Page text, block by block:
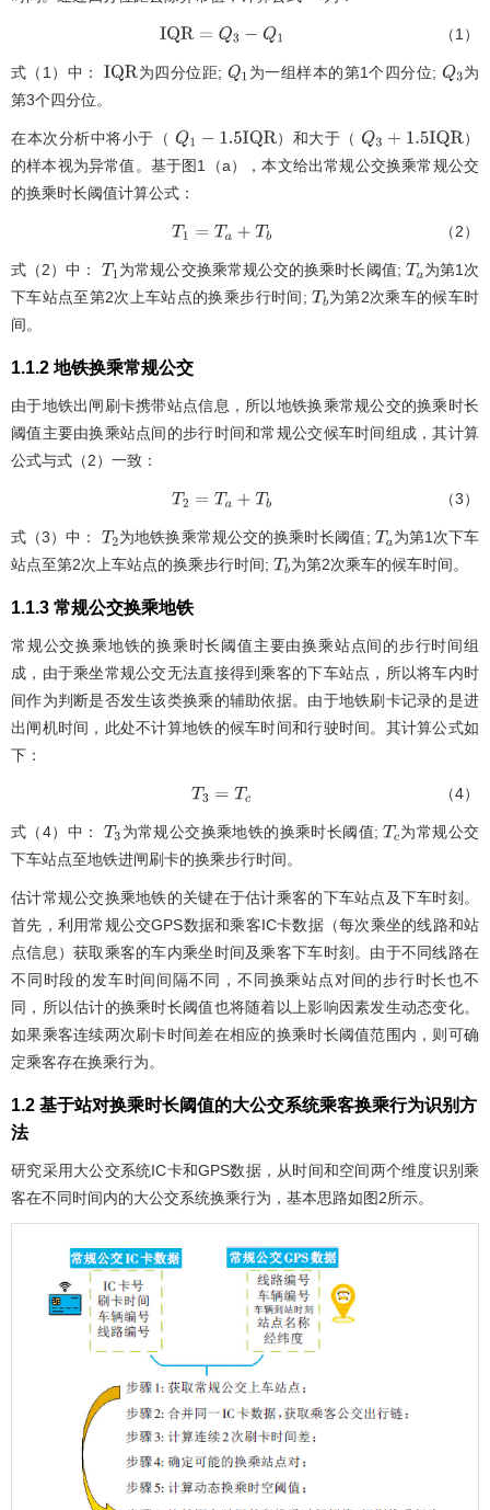
IQR= Q3 -Q1 （1）
式（1）中：IQR 为四分位距; Q1为一组样本的第1个四分位; Q3为
第3个四分位。
在本次分析中将小于（ Q1 1.5IQR ）和大于（ Q3 +1.5IQR
）
的样本视为异常值。基于图1 （a），本文给出常规公交换乘常规公交
的换乘时长阈值计算公式：
T1 =Ta+T b （2）
式（2）中： T1为常规公交换乘常规公交的换乘时长阈值; Ta为第1次
下车站点至第2次上车站点的换乘步行时间; Tb为第2次乘车的候车时
间。
1.1.2 地铁换乘常规公交
由于地铁出闸刷卡携带站点信息，所以地铁换乘常规公交的换乘时长
阈值主要由换乘站点间的步行时间和常规公交候车时间组成，其计算
公式与式（2）一致：
T2 =Ta+T b （3）
式（3）中： T2为地铁换乘常规公交的换乘时长阈值; Ta 为第1次下车
站点至第2次上车站点的换乘步行时间; Tb为第2次乘车的候车时间。
1.1.3 常规公交换乘地铁
常规公交换乘地铁的换乘时长阈值主要由换乘站点间的步行时间组
成，由于乘坐常规公交无法直接得到乘客的下车站点，所以将车内时
间作为判断是否发生该类换乘的辅助依据。由于地铁刷卡记录的是进
出闸机时间，此处不计算地铁的候车时间和行驶时间。其计算公式如
下：
T3 =Tc （4）
式（4）中： T3为常规公交换乘地铁的换乘时长阈值;Tc为常规公交
下车站点至地铁进闸刷卡的换乘步行时间。
估计常规公交换乘地铁的关键在于估计乘客的下车站点及下车时刻。
首先，利用常规公交GPS数据和乘客IC卡数据（每次乘坐的线路和站
点信息）获取乘客的车内乘坐时间及乘客下车时刻。由于不同线路在
不同时段的发车时间间隔不同，不同换乘站点对间的步行时长也不
同，所以估计的换乘时长阈值也将随着以上影响因素发生动态变化。
如果乘客连续两次刷卡时间差在相应的换乘时长阈值范围内，则可确
定乘客存在换乘行为。
1.2 基于站对换乘时长阈值的大公交系统乘客换乘行为识别方
法
研究采用大公交系统IC卡和GPS数据，从时间和空间两个维度识别乘
客在不同时间内的大公交系统换乘行为，基本思路如图2所示。